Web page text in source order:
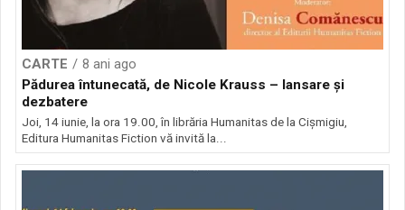
CARTE
8 ani ago
Pădurea întunecată, de Nicole Krauss – lansare și
dezbatere
Joi, 14 iunie, la ora 19.00, în librăria Humanitas de la Cișmigiu,
Editura Humanitas Fiction vă invită la...